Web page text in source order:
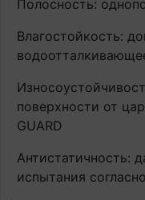
Полосность:
Влагостойкость:
поверхности от
GUARD
Антистатичность:
испытания